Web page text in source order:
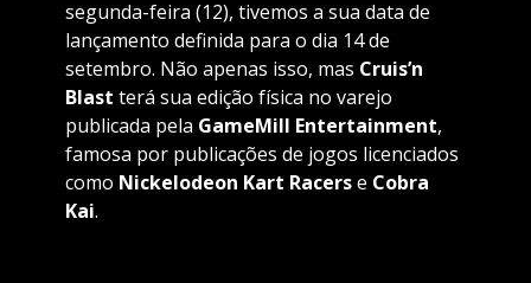
segunda-feira (12), tivemos a sua data de
lançamento definida para o dia 14 de
setembro. Não apenas isso, mas Cruis’n
Blast terá sua edição física no varejo
publicada pela GameMill Entertainment,
famosa por publicações de jogos licenciados
como Nickelodeon Kart Racerse Cobra
Kai.